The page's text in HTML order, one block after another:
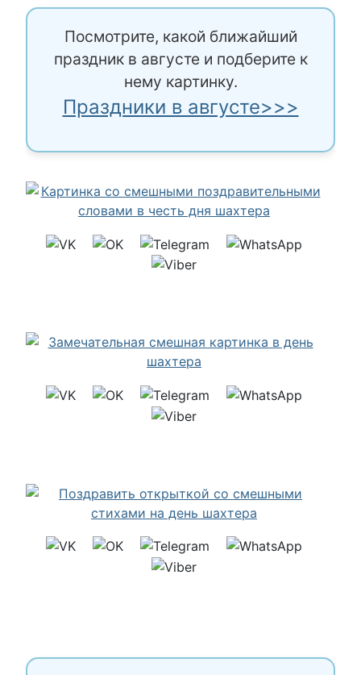
Посмотрите, какой ближайший
праздник в августе и подберите к
нему картинку.
Праздники в августе>>>